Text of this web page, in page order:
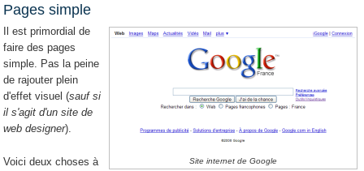
Pages simple
Site internet de Google
Il est primordial de
faire des pages
simple. Pas la peine
de rajouter plein
d'effet visuel (sauf si
il s'agit d'un site de
web designer).
Voici deux choses à